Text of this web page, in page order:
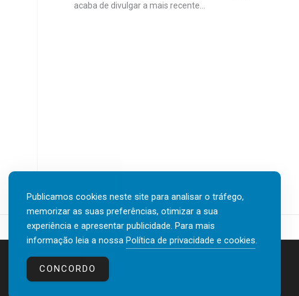
acaba de divulgar a mais recente...
Contactos
Publicamos cookies neste site para analisar o tráfego,
memorizar as suas preferências, otimizar a sua
experiência e apresentar publicidade. Para mais
informação leia a nossa Política de privacidade e cookies.
CONCORDO